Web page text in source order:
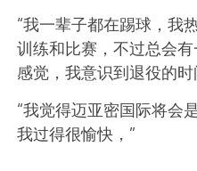
“我一辈子都在踢球，我
训练和比赛，不过总会
感觉，我意识到退役的
“我觉得迈亚密国际将会
我过得很愉快，”